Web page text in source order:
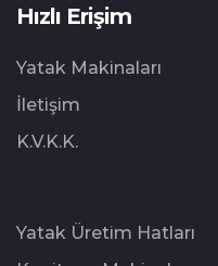
Hızlı Erişim
Yatak Makinaları
İletişim
K.V.K.K.
Yatak Üretim Hatları